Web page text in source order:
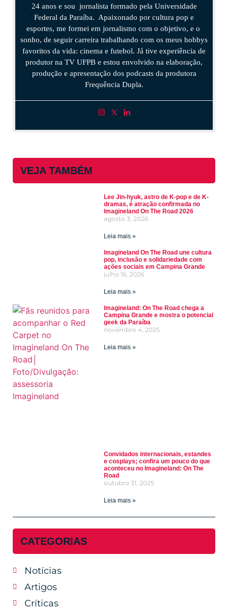
24 anos e sou jornalista formado pela Universidade
Federal da Paraíba. Apaixonado por cultura pop e
esportes, me formei em jornalismo com o objetivo, e o
sonho, de seguir carreira trabalhando com os meus hobbys
favoritos da vida: cinema e futebol. Já tive experiência de
produtor na TV UFPB e estou envolvido na elaboração,
produção e apresentação dos podcasts da produtora
Frequência Dupla.
VEJA TAMBÉM
Lee Jin-hyuk, astro de K-pop e de K-
dramas, é atração confirmada no
Imagineland On The Road 2026
agosto 3, 2026
Leia mais »
Imagineland On The Road une cultura
pop, inclusão e solidariedade com
ações sociais em Campina Grande
julho 16, 2026
Leia mais »
Imagineland: On The Road chega a
Campina Grande e mostra o potencial
geek da Paraíba
novembro 4, 2025
Leia mais »
Convidados internacionais, estandes
e cosplays; confira um pouco do que
aconteceu no Imagineland: On The
Road
outubro 31, 2025
Leia mais »
CATEGORIAS
Notícias
Artigos
Críticas